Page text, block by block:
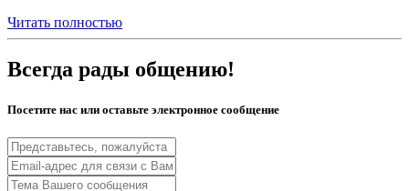
Читать полностью
Всегда рады общению!
Посетите нас или оставьте электронное сообщение